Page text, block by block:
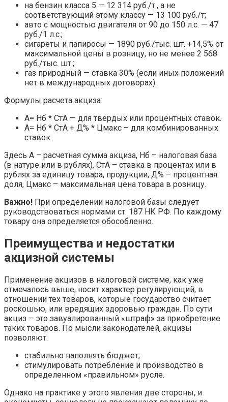
на бензин класса 5 — 12 314 руб./т., а не
соответствующий этому классу — 13 100 руб./т;
авто с мощностью двигателя от 90 до 150 л.с. — 47
руб./1 л.с.;
сигареты и папиросы — 1890 руб./тыс. шт. +14,5% от
максимальной цены в розницу, но не менее 2 568
руб./тыс. шт.;
газ природный — ставка 30% (если иных положений
нет в международных договорах).
Формулы расчета акциза:
А= Нб * СтА — для твердых или процентных ставок.
А= Нб * СтА + Д% * Цмакс – для комбинированных
ставок.
Здесь А – расчетная сумма акциза, Нб – налоговая база
(в натуре или в рублях), СтА – ставка в процентах или в
рублях за единицу товара, продукции, Д% – процентная
доля, Цмакс – максимальная цена товара в розницу.
Важно! При определении налоговой базы следует
руководствоваться нормами ст. 187 НК РФ. По каждому
товару она определяется обособленно.
Преимущества и недостатки
акцизной системы
Применение акцизов в налоговой системе, как уже
отмечалось выше, носит характер регулирующий, в
отношении тех товаров, которые государство считает
роскошью, или вредящих здоровью граждан. По сути
акциз – это завуалированный «штраф» за приобретение
таких товаров. По мысли законодателей, акцизы
позволяют:
стабильно наполнять бюджет;
стимулировать потребление и производство в
определенном «правильном» русле.
Однако на практике у этого явления две стороны, и